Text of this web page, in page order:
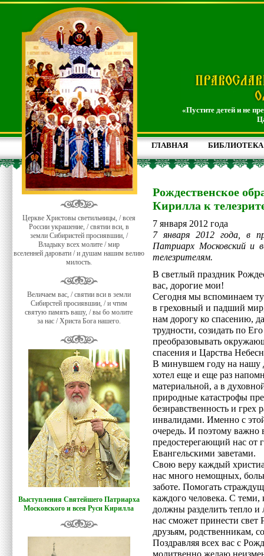
«Пустите детей и не
ГЛАВНАЯ БИБЛИОТЕКА
Церкве Христовы светильницы, / всея
России украшение, / святии вси, в
земли Сибиристей просиявшии, /
Владыку всех молите / мир
вселенней даровати / и душам нашим велию
милость.
Величаем вас, / святии вси в земли
Сибирстей просиявшии, / и чтим
святую память вашу, / вы бо молите
за нас / Христа Бога нашего.
Выступления Святейшего Патриарха
Московского и всея Руси Кирилла
Рождественское
Кирилла к
7 января 2012 года
7 января 2012 года, в
Патриарх Московский и
телезрителям.
В светлый праздник
вас, дорогие мои!
Сегодня мы вспоминаем
в греховный и падший
нам дорогу ко спасению,
трудности, созидать по
преобразовывать
спасения и Царства
В минувшем году на нашу
хотел еще и еще раз
материальной, а в
природные катастрофы
безнравственность и грех
инвалидами. Именно с
очередь. И поэтому важно
предостерегающий нас от
Евангельскими заветами.
Свою веру каждый
нас много немощных,
заботе. Помогать
каждого человека. С
должны разделить тепло
нас сможет принести
друзьям, родственникам,
Поздравляя всех вас с